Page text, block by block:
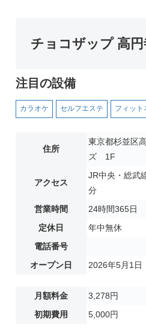
チョコザップ 高
注目の設備
カラオケ セルフエステ フィット
住所
東京都杉並区
ズ 1F
アクセス
JR中央・総
分
営業時間
24時間365日
定休日
年中無休
電話番号
オープン日
2026年5月1日
月額料金
3,278円
初期費用
5,000円